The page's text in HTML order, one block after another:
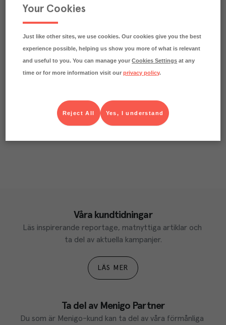
Våra kundtidningar
Läs inspirerande reportage, matnyttiga artiklar och
ta del av aktuella kampanjer.
LÄS MER
Ta del av Menigo Partner
Du som är Menigo-kund kan ta del av våra förmånliga
Your Cookies
Just like other sites, we use cookies. Our cookies give you the best
experience possible, helping us show you more of what is relevant
and useful to you. You can manage yourCookies Settings at any
time or for more information visit ourprivacy policy.
Yes, I understand
Reject All